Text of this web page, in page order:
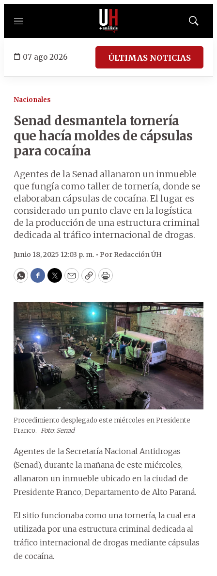
Menú
Mostrar
07 ago 2026 ÚLTIMAS NOTICIAS
Nacionales
Senad desmantela tornería
que hacía moldes de cápsulas
para cocaína
Agentes de la Senad allanaron un inmueble
que fungía como taller de tornería, donde se
elaboraban cápsulas de cocaína. El lugar es
considerado un punto clave en la logística
de la producción de una estructura criminal
dedicada al tráfico internacional de drogas.
Junio 18, 2025 12:03 p. m. • Por Redacción ÚH
WhatsApp
Facebook
Twitter
EmailCopyPrint
Procedimiento desplegado este miércoles en Presidente
Franco. Foto: Senad
Agentes de la Secretaría Nacional Antidrogas
(Senad), durante la mañana de este miércoles,
allanaron un inmueble ubicado en la ciudad de
Presidente Franco, Departamento de Alto Paraná.
El sitio funcionaba como una tornería, la cual era
utilizada por una estructura criminal dedicada al
tráfico internacional de drogas mediante cápsulas
de cocaína.